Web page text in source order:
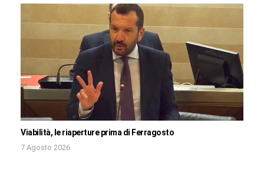
Viabilità, le riaperture prima di Ferragosto
7 Agosto 2026